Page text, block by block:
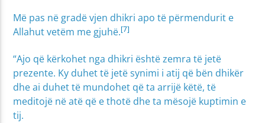
Më pas në gradë vjen dhikri apo të përmendurit e
Allahut vetëm me gjuhë.[7]
“Ajo që kërkohet nga dhikri është zemra të jetë
prezente. Ky duhet të jetë synimi i atij që bën dhikër
dhe ai duhet të mundohet që ta arrijë këtë, të
meditojë në atë që e thotë dhe ta mësojë kuptimin e
tij.